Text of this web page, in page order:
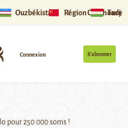
Ouzbékistan Région Ouïghoure
S’abonner
Connexion
pour 250 000 soms !